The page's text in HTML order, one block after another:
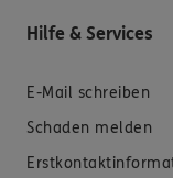
Hilfe & Services
E-Mail schreiben
Schaden melden